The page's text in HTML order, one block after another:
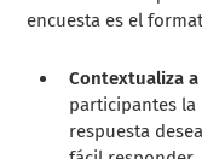
encuesta es el
Contextualiza
participantes la
respuesta